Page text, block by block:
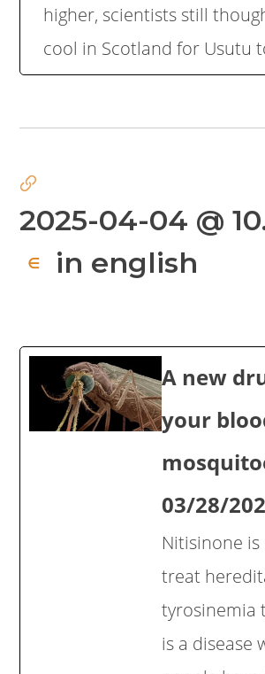
higher, scientists still
cool in Scotland for Usutu
2025-04-04 @
∈ in english
A new
your
03/28/
Nitisinone
treat
tyrosinemia
is a disease